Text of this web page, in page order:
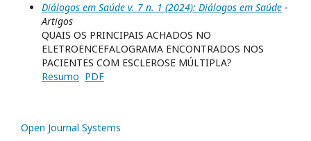
Diálogos em Saúde v. 7 n. 1 (2024): Diálogos em Saúde -
Artigos
QUAIS OS PRINCIPAIS ACHADOS NO
ELETROENCEFALOGRAMA ENCONTRADOS NOS
PACIENTES COM ESCLEROSE MÚLTIPLA?
Resumo PDF
Open Journal Systems